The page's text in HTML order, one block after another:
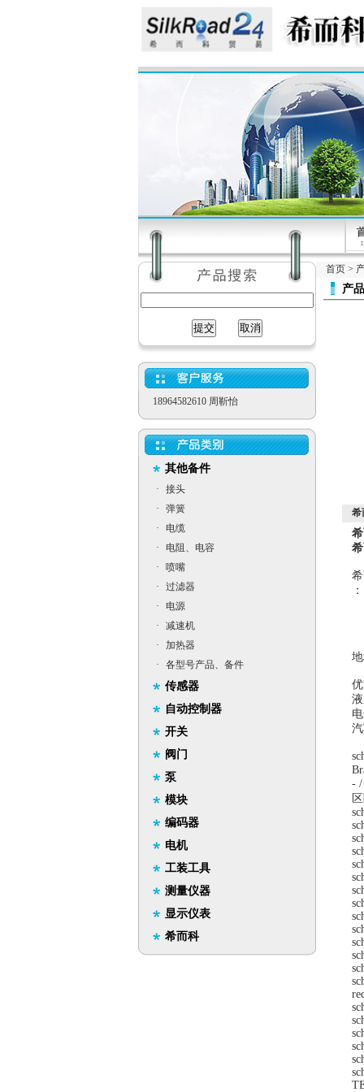
18964582610 周靳怡
其他备件
·
接头
·
弹簧
·
电缆
·
电阻、电容
·
喷嘴
·
过滤器
·
电源
·
减速机
·
加热器
·
各型号产品、备件
传感器
自动控制器
开关
阀门
泵
模块
编码器
电机
工装工具
测量仪器
显示仪表
希而科
首页 >
产
希
：
- /